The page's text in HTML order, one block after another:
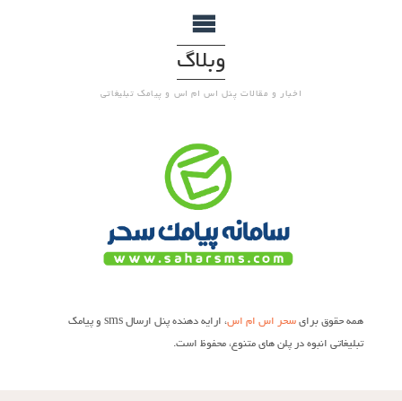
وبلاگ
اخبار و مقالات پنل اس ام اس و پیامک تبلیغاتی
همه حقوق برایسحر اس ام اس
، ارایه دهنده پنل ارسال sms و پیامک
تبلیغاتی انبوه در پلن های متنوع، محفوظ است.